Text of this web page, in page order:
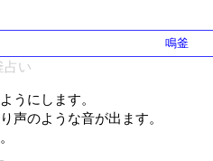
鳴釜
占い
うにします。
声のような音が出ます。